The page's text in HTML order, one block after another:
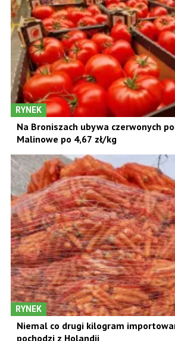
RYNEK
Na Broniszach ubywa czerwonych
Malinowe po 4,67 zł/kg
RYNEK
Niemal co drugi kilogram
pochodzi z Holandii